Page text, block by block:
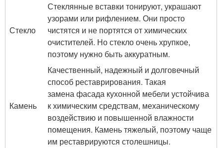
Стекло
Стеклянные вставки тонируют, украшают
узорами или рифлением. Они просто
чистятся и не портятся от химических
очистителей. Но стекло очень хрупкое,
поэтому нужно быть аккуратным.
Камень
Качественный, надежный и долговечный
способ реставрирования. Такая
замена фасада кухонной мебели устойчива
к химическим средствам, механическому
воздействию и повышенной влажности
помещения. Камень тяжелый, поэтому чаще
им реставрируются столешницы.